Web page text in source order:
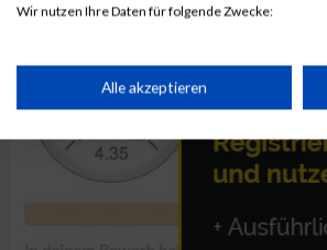
Wir nutzen Ihre Daten für folgende Zwecke:
Speichern von oder Zugriff auf
Verwendung reduzierter Daten zur
Erstellung von Profilen für
Alle akzeptieren